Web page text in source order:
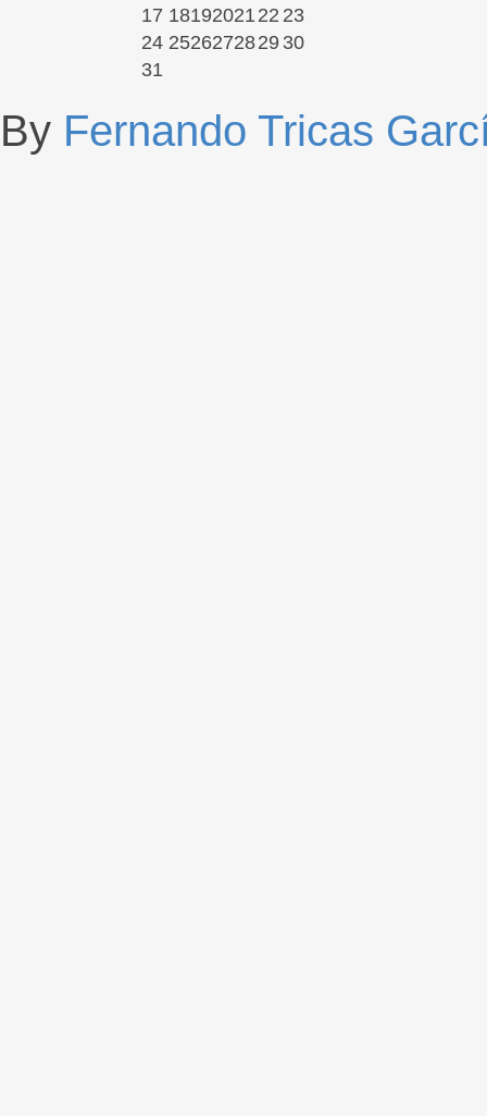
17 18192021 22 23
24 2526272829 30
31
By Fernando Tricas